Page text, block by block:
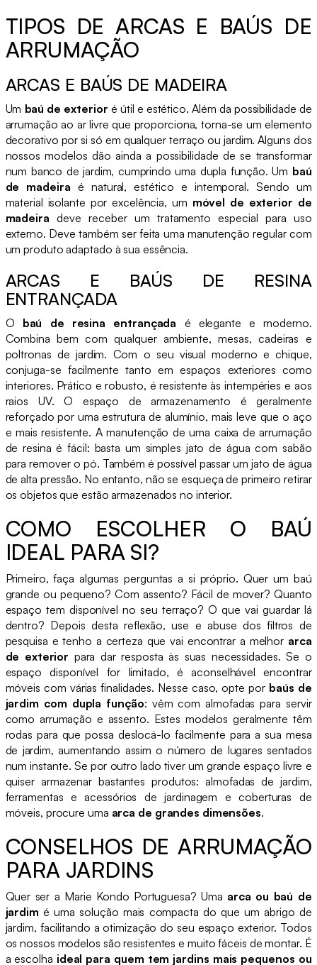
TIPOS DE ARCAS E BAÚS DE
ARRUMAÇÃO
ARCAS E BAÚS DE MADEIRA
Um baú de exterior é útil e estético. Além da possibilidade de
arrumação ao ar livre que proporciona, torna-se um elemento
decorativo por si só em qualquer terraço ou jardim. Alguns dos
nossos modelos dão ainda a possibilidade de se transformar
num banco de jardim, cumprindo uma dupla função. Um baú
de madeira é natural, estético e intemporal. Sendo um
material isolante por excelência, um móvel de exterior de
madeira deve receber um tratamento especial para uso
externo. Deve também ser feita uma manutenção regular com
um produto adaptado à sua essência.
ARCAS E BAÚS DE RESINA
ENTRANÇADA
O baú de resina entrançada é elegante e moderno.
Combina bem com qualquer ambiente, mesas, cadeiras e
poltronas de jardim. Com o seu visual moderno e chique,
conjuga-se facilmente tanto em espaços exteriores como
interiores. Prático e robusto, é resistente às intempéries e aos
raios UV. O espaço de armazenamento é geralmente
reforçado por uma estrutura de alumínio, mais leve que o aço
e mais resistente. A manutenção de uma caixa de arrumação
de resina é fácil: basta um simples jato de água com sabão
para remover o pó. Também é possível passar um jato de água
de alta pressão. No entanto, não se esqueça de primeiro retirar
os objetos que estão armazenados no interior.
COMO ESCOLHER O BAÚ
IDEAL PARA SI?
Primeiro, faça algumas perguntas a si próprio. Quer um baú
grande ou pequeno? Com assento? Fácil de mover? Quanto
espaço tem disponível no seu terraço? O que vai guardar lá
dentro? Depois desta reflexão, use e abuse dos filtros de
pesquisa e tenho a certeza que vai encontrar a melhor arca
de exterior para dar resposta às suas necessidades. Se o
espaço disponível for limitado, é aconselhável encontrar
móveis com várias finalidades. Nesse caso, opte por baús de
jardim com dupla função: vêm com almofadas para servir
como arrumação e assento. Estes modelos geralmente têm
rodas para que possa deslocá-lo facilmente para a sua mesa
de jardim, aumentando assim o número de lugares sentados
num instante. Se por outro lado tiver um grande espaço livre e
quiser armazenar bastantes produtos: almofadas de jardim,
ferramentas e acessórios de jardinagem e coberturas de
móveis, procure uma arca de grandes dimensões.
CONSELHOS DE ARRUMAÇÃO
PARA JARDINS
Quer ser a Marie Kondo Portuguesa? Uma arca ou baú de
jardim é uma solução mais compacta do que um abrigo de
jardim, facilitando a otimização do seu espaço exterior. Todos
os nossos modelos são resistentes e muito fáceis de montar. É
a escolha ideal para quem tem jardins mais pequenos ou